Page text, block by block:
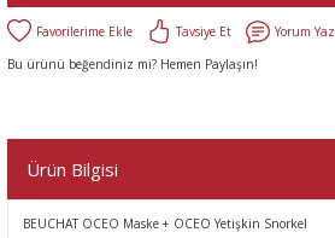
Tavsiye Et
Yorum Yaz
Bu ürünü beğendiniz mi? Hemen Paylaşın!
Ürün Bilgisi
BEUCHAT OCEO Maske + OCEO Yetişkin Snorkel